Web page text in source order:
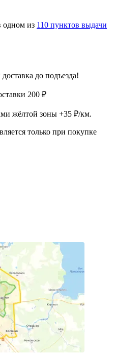
одном из 110 пунктов выдачи
доставка до подъезда!
200 ₽
жёлтой зоны +35 ₽/км.
только при покупке